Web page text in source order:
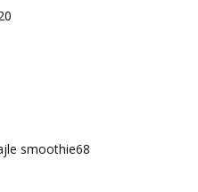
smoothie68